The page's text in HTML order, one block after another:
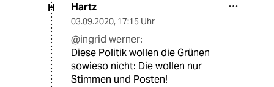
H Hartz
03.09.2020, 17:15 Uhr
@ingrid werner:
Diese Politik wollen die Grünen
sowieso nicht: Die wollen nur
Stimmen und Posten!